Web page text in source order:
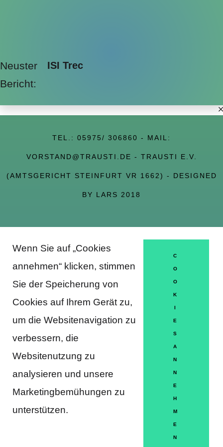
Neuster
Bericht:
ISI Trec
TEL.: 05975/ 306860 - MAIL:
VORSTAND@TRAUSTI.DE - TRAUSTI E.V.
(AMTSGERICHT STEINFURT VR 1662) - DESIGNED
BY LARS 2018
About Trausti e.V.
MITGLIEDSCHAFT
HÄUFIGE FRAGEN
KONTAKT
IMPRESSUM
Wenn Sie auf „Cookies
annehmen“ klicken, stimmen
Sie der Speicherung von
Cookies auf Ihrem Gerät zu,
um die Websitenavigation zu
verbessern, die
Websitenutzung zu
analysieren und unsere
Marketingbemühungen zu
unterstützen.
C
O
O
K
I
E
S
A
N
N
E
H
M
E
N